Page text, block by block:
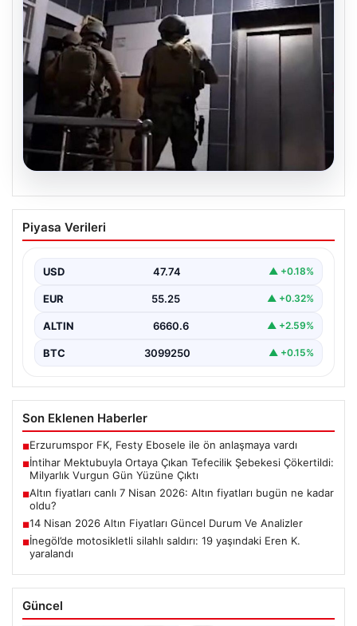
İntihar Mektubuyla Ortaya Çıkan
Tefecilik Şebekesi Çökertildi: Milyarlık
Elazığ'da tefecilere borçlandığını belirterek hayatına
bölgedeki büyük…
Piyasa Verileri
USD 47.74 ▲ +0.18%
EUR 55.25 ▲ +0.32%
ALTIN 6660.6 ▲ +2.59%
BTC 3099250 ▲ +0.15%
Son Eklenen Haberler
■Erzurumspor FK, Festy Ebosele ile ön anlaşmaya vardı
■İntihar Mektubuyla Ortaya Çıkan Tefecilik Şebekesi Çökertildi:
Milyarlık Vurgun Gün Yüzüne Çıktı
■Altın fiyatları canlı 7 Nisan 2026: Altın fiyatları bugün ne kadar
oldu?
■14 Nisan 2026 Altın Fiyatları Güncel Durum Ve Analizler
■İnegöl’de motosikletli silahlı saldırı: 19 yaşındaki Eren K.
yaralandı
Güncel